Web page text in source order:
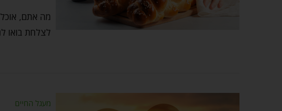
מה אתם,
לצלחת בואו
מעגל החיים